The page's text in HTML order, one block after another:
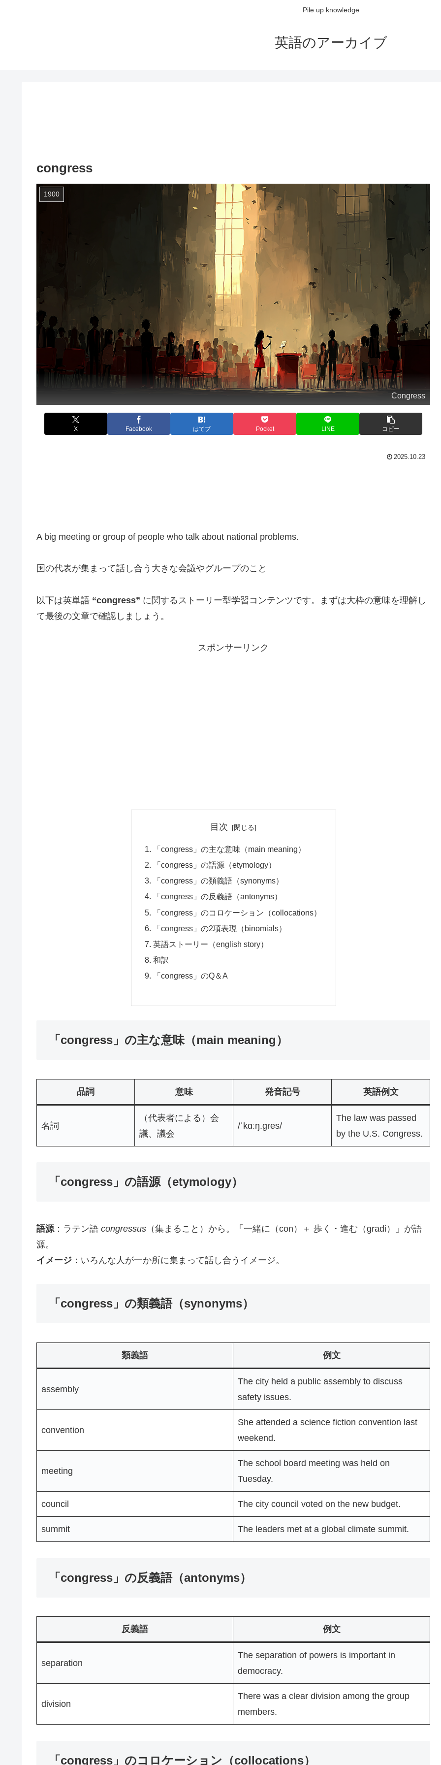
Pile up knowledge
英語のアーカイブ
congress
1900
Congress
X Facebook はてブ Pocket LINE コピー
2025.10.23
A big meeting or group of people who talk about national problems.
国の代表が集まって話し合う大きな会議やグループのこと
以下は英単語 “congress” に関するストーリー型学習コンテンツです。まずは大枠の意味を理解し
て最後の文章で確認しましょう。
スポンサーリンク
目次
「congress」の主な意味（main meaning）
「congress」の語源（etymology）
「congress」の類義語（synonyms）
「congress」の反義語（antonyms）
「congress」のコロケーション（collocations）
「congress」の2項表現（binomials）
英語ストーリー（english story）
和訳
「congress」のQ＆A
「congress」の主な意味（main meaning）
品詞 意味 発音記号 英語例文
名詞
（代表者による）会
議、議会
/ˈkɑːŋ.ɡres/
The law was passed
by the U.S. Congress.
「congress」の語源（etymology）
語源 ：ラテン語 congressus （集まること）から。「一緒に（con）＋ 歩く・進む（gradi）」が語
源。
イメージ ：いろんな人が一か所に集まって話し合うイメージ。
「congress」の類義語（synonyms）
類義語 例文
assembly
The city held a public assembly to discuss
safety issues.
convention
She attended a science fiction convention last
weekend.
meeting
The school board meeting was held on
Tuesday.
council The city council voted on the new budget.
summit The leaders met at a global climate summit.
「congress」の反義語（antonyms）
反義語 例文
separation
The separation of powers is important in
democracy.
division
There was a clear division among the group
members.
「congress」のコロケーション（collocations）